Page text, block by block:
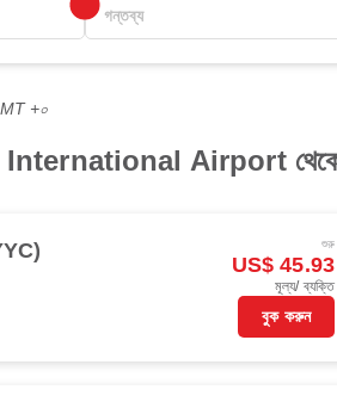
+০
Airport থেকে
শুরু
US$ 45.93
মূল্য/ ব্যক্তি
বুক করুন